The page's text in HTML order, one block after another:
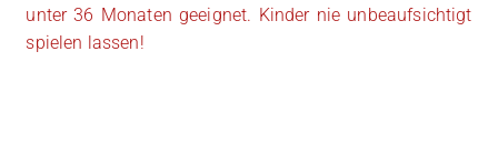
unter 36 Monaten geeignet. Kinder nie unbeaufsichtigt
spielen lassen!